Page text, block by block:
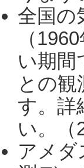
全国の
（
い期間
との
す。詳
い。（
アメダ